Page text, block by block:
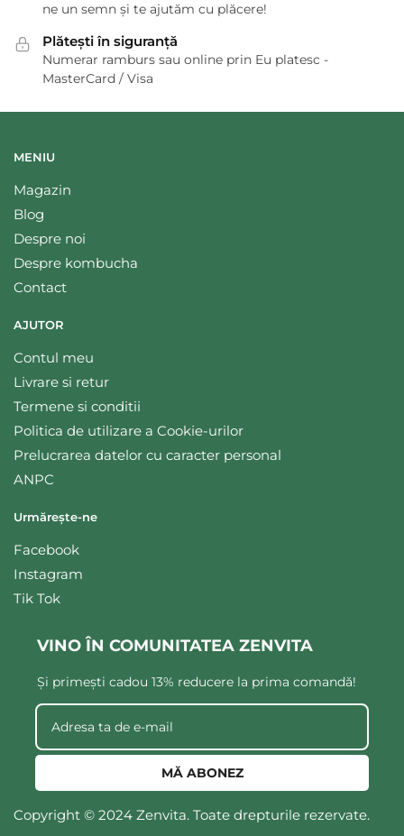
ne un semn și te ajutăm cu plăcere!
Plătești în siguranță
Numerar ramburs sau online prin Eu platesc -
MasterCard / Visa
MENIU
Magazin
Blog
Despre noi
Despre kombucha
Contact
AJUTOR
Contul meu
Livrare si retur
Termene si conditii
Politica de utilizare a Cookie-urilor
Prelucrarea datelor cu caracter personal
ANPC
Urmărește-ne
Facebook
Instagram
Tik Tok
VINO ÎN COMUNITATEA ZENVITA
Și primești cadou 13% reducere la prima comandă!
MĂ ABONEZ
Copyright © 2024 Zenvita. Toate drepturile rezervate.